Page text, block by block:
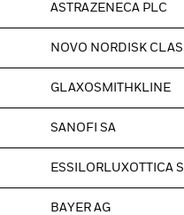
ASTRAZENECA PLC
NOVO NORDISK
GLAXOSMITHKLINE
SANOFI SA
ESSILORLUXOTTICA
BAYER AG